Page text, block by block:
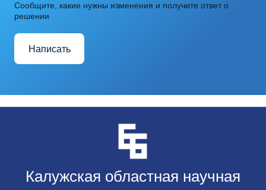
Сообщите, какие нужны изменения и получите ответ о
решении
Написать
Калужская областная научная